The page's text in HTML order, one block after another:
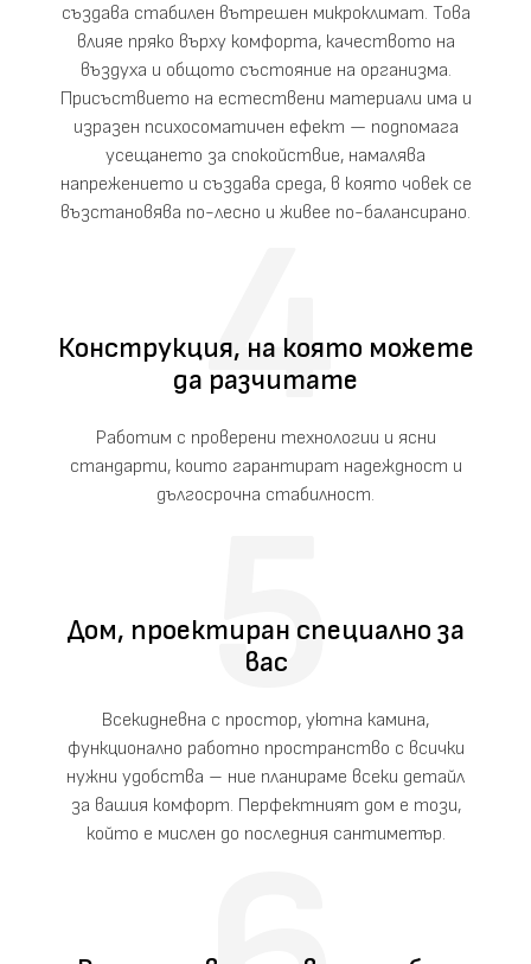
създава стабилен вътрешен микроклимат. Това
влияе пряко върху комфорта, качеството на
въздуха и общото състояние на организма.
Присъствието на естествени материали има и
изразен психосоматичен ефект — подпомага
усещането за спокойствие, намалява
напрежението и създава среда, в която човек се
възстановява по-лесно и живее по-балансирано.
Конструкция, на която можете
да разчитате
Работим с проверени технологии и ясни
стандарти, които гарантират надеждност и
дългосрочна стабилност.
Дом, проектиран специално за
вас
Всекидневна с простор, уютна камина,
функционално работно пространство с всички
нужни удобства – ние планираме всеки детайл
за вашия комфорт. Перфектният дом е този,
който е мислен до последния сантиметър.